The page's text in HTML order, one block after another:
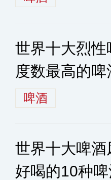
世界十大烈
度数最高的啤
啤酒
世界十大啤
好喝的10种